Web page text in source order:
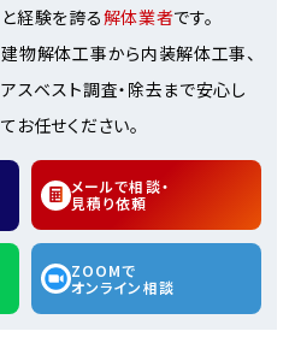
と経験を誇る解体業者です。
建物解体工事から内装解体工事、
アスベスト調査・除去まで安心し
てお任せください。
メールで相談・
見積り依頼
ZOOMで
オンライン相談